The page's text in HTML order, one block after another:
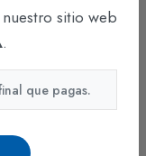
sitio web
.
que pagas.